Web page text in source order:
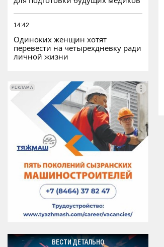
14:42
Одиноких женщин хотят
перевести на четырехдневку ради
личной жизни
РЕКЛАМА РЕКЛАМА
ВЕСТИ ДЕТАЛЬНО